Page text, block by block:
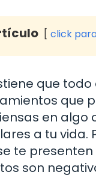
click
que
que
en
a tu vida.
te
son